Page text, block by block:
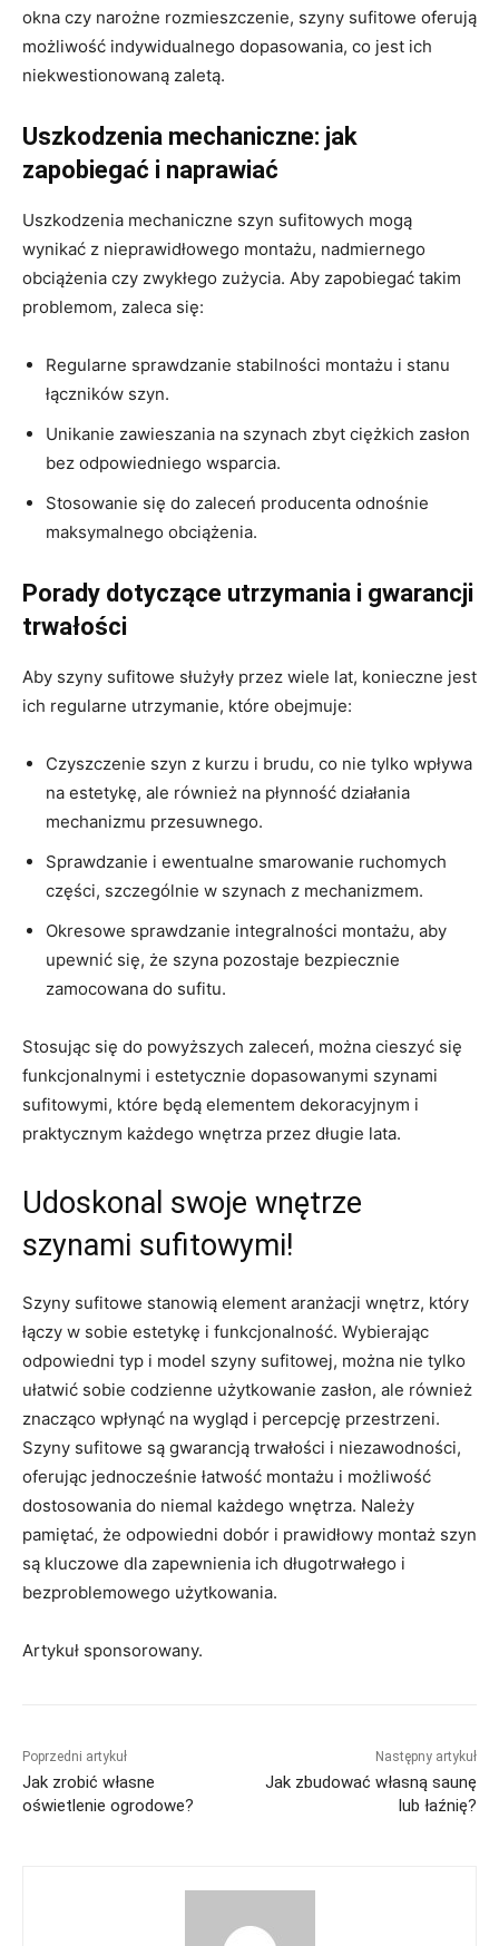
okna czy narożne rozmieszczenie, szyny sufitowe oferują
możliwość indywidualnego dopasowania, co jest ich
niekwestionowaną zaletą.
Uszkodzenia mechaniczne: jak
zapobiegać i naprawiać
Uszkodzenia mechaniczne szyn sufitowych mogą
wynikać z nieprawidłowego montażu, nadmiernego
obciążenia czy zwykłego zużycia. Aby zapobiegać takim
problemom, zaleca się:
Regularne sprawdzanie stabilności montażu i stanu
łączników szyn.
Unikanie zawieszania na szynach zbyt ciężkich zasłon
bez odpowiedniego wsparcia.
Stosowanie się do zaleceń producenta odnośnie
maksymalnego obciążenia.
Porady dotyczące utrzymania i gwarancji
trwałości
Aby szyny sufitowe służyły przez wiele lat, konieczne jest
ich regularne utrzymanie, które obejmuje:
Czyszczenie szyn z kurzu i brudu, co nie tylko wpływa
na estetykę, ale również na płynność działania
mechanizmu przesuwnego.
Sprawdzanie i ewentualne smarowanie ruchomych
części, szczególnie w szynach z mechanizmem.
Okresowe sprawdzanie integralności montażu, aby
upewnić się, że szyna pozostaje bezpiecznie
zamocowana do sufitu.
Stosując się do powyższych zaleceń, można cieszyć się
funkcjonalnymi i estetycznie dopasowanymi szynami
sufitowymi, które będą elementem dekoracyjnym i
praktycznym każdego wnętrza przez długie lata.
Udoskonal swoje wnętrze
szynami sufitowymi!
Szyny sufitowe stanowią element aranżacji wnętrz, który
łączy w sobie estetykę i funkcjonalność. Wybierając
odpowiedni typ i model szyny sufitowej, można nie tylko
ułatwić sobie codzienne użytkowanie zasłon, ale również
znacząco wpłynąć na wygląd i percepcję przestrzeni.
Szyny sufitowe są gwarancją trwałości i niezawodności,
oferując jednocześnie łatwość montażu i możliwość
dostosowania do niemal każdego wnętrza. Należy
pamiętać, że odpowiedni dobór i prawidłowy montaż szyn
są kluczowe dla zapewnienia ich długotrwałego i
bezproblemowego użytkowania.
Artykuł sponsorowany.
Poprzedni artykuł
Jak zrobić własne
oświetlenie ogrodowe?
Następny artykuł
Jak zbudować własną saunę
lub łaźnię?